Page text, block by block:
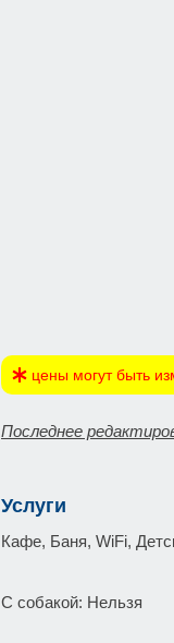
цены могут быть
Последнее
Услуги
Кафе, Баня, WiFi,
С собакой: Нельзя